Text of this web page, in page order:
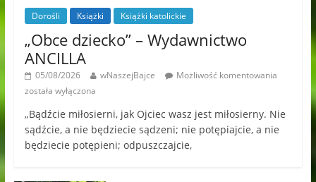
Dorośli Książki Książki katolickie
„Obce dziecko” – Wydawnictwo
ANCILLA
05/08/2026 wNaszejBajce
Możliwość komentowania
została wyłączona
„Bądźcie miłosierni, jak Ojciec wasz jest miłosierny. Nie
sądźcie, a nie będziecie sądzeni; nie potępiajcie, a nie
będziecie potępieni; odpuszczajcie,